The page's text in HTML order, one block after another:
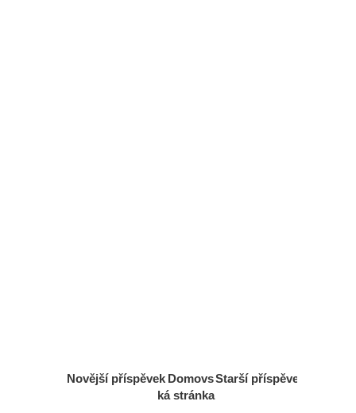
Novější příspěvek Starší příspěvek
Domovs
ká stránka